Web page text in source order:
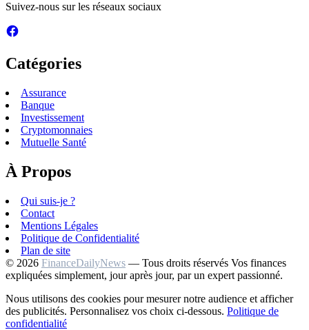
Suivez-nous sur les réseaux sociaux
Catégories
Assurance
Banque
Investissement
Cryptomonnaies
Mutuelle Santé
À Propos
Qui suis-je ?
Contact
Mentions Légales
Politique de Confidentialité
Plan de site
© 2026 FinanceDailyNews — Tous droits réservés Vos finances
expliquées simplement, jour après jour, par un expert passionné.
Nous utilisons des cookies pour mesurer notre audience et afficher
des publicités. Personnalisez vos choix ci-dessous. Politique de
confidentialité